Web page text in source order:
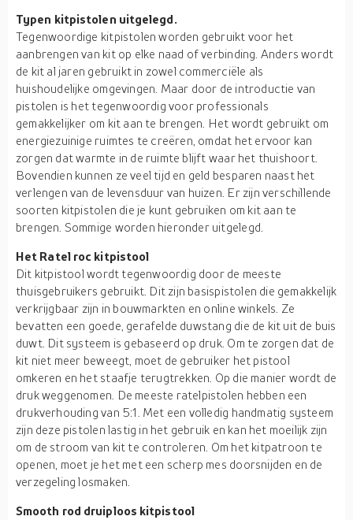
Typen kitpistolen uitgelegd.
Tegenwoordige kitpistolen worden gebruikt voor het
aanbrengen van kit op elke naad of verbinding. Anders wordt
de kit al jaren gebruikt in zowel commerciële als
huishoudelijke omgevingen. Maar door de introductie van
pistolen is het tegenwoordig voor professionals
gemakkelijker om kit aan te brengen. Het wordt gebruikt om
energiezuinige ruimtes te creëren, omdat het ervoor kan
zorgen dat warmte in de ruimte blijft waar het thuishoort.
Bovendien kunnen ze veel tijd en geld besparen naast het
verlengen van de levensduur van huizen. Er zijn verschillende
soorten kitpistolen die je kunt gebruiken om kit aan te
brengen. Sommige worden hieronder uitgelegd.
Het Ratel roc kitpistool
Dit kitpistool wordt tegenwoordig door de meeste
thuisgebruikers gebruikt. Dit zijn basispistolen die gemakkelijk
verkrijgbaar zijn in bouwmarkten en online winkels. Ze
bevatten een goede, gerafelde duwstang die de kit uit de buis
duwt. Dit systeem is gebaseerd op druk. Om te zorgen dat de
kit niet meer beweegt, moet de gebruiker het pistool
omkeren en het staafje terugtrekken. Op die manier wordt de
druk weggenomen. De meeste ratelpistolen hebben een
drukverhouding van 5:1. Met een volledig handmatig systeem
zijn deze pistolen lastig in het gebruik en kan het moeilijk zijn
om de stroom van kit te controleren. Om het kitpatroon te
openen, moet je het met een scherp mes doorsnijden en de
verzegeling losmaken.
Smooth rod druiploos kitpistool